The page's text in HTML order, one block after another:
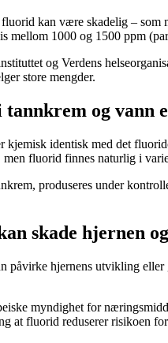
kan være skadelig – som
mellom 1000 og 1500 ppm
og Verdens
store mengder.
og vann
kjemisk identisk med det
fluorid finnes naturlig i
produseres under
skade hjernen
påvirke hjernens utvikling eller
myndighet for
at fluorid reduserer risikoen